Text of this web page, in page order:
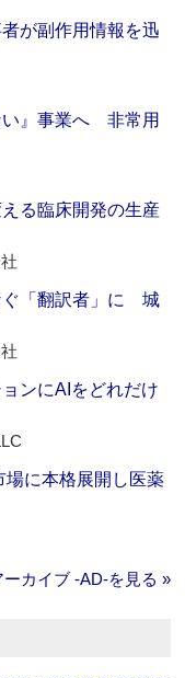
が副作用情報を迅
い』事業へ 非常用
る臨床開発の生産
ぐ「翻訳者」に 城
ンにAIをどれだけ
に本格展開し医薬
カイブ ‐AD‐を見る »